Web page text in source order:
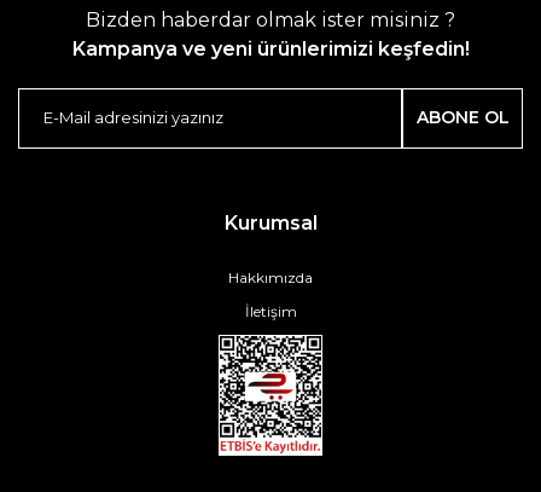
Bizden haberdar olmak ister misiniz ?
Kampanya ve yeni ürünlerimizi keşfedin!
ABONE OL
Kurumsal
Hakkımızda
İletişim